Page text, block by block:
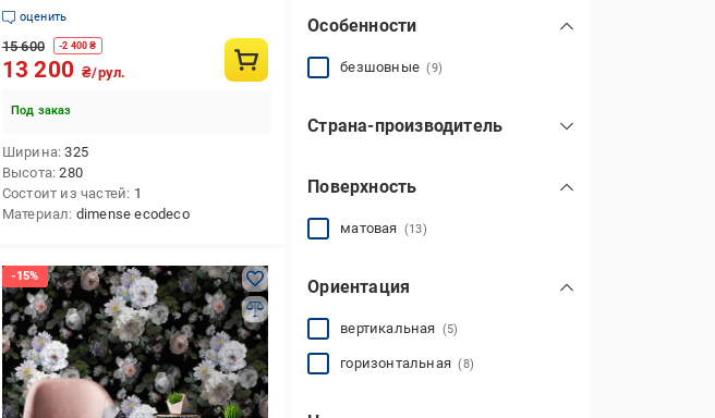
Цветочный и листовой дизайн (SE307-
2)
оценить
15 600 -2 400 ₴
13 200 ₴/рул.
Под заказ
Ширина 325
Высота 280
Состоит из частей 1
Материал dimense ecodeco
Особенности
безшовные(9)
Страна-производитель
Поверхность
матовая (13)
Ориентация
вертикальная (5)
горизонтальная(8)